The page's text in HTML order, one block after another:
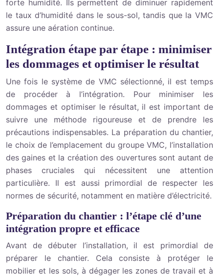
forte humidité. Ils permettent de diminuer rapidement
le taux d’humidité dans le sous-sol, tandis que la VMC
assure une aération continue.
Intégration étape par étape : minimiser
les dommages et optimiser le résultat
Une fois le système de VMC sélectionné, il est temps
de procéder à l’intégration. Pour minimiser les
dommages et optimiser le résultat, il est important de
suivre une méthode rigoureuse et de prendre les
précautions indispensables. La préparation du chantier,
le choix de l’emplacement du groupe VMC, l’installation
des gaines et la création des ouvertures sont autant de
phases cruciales qui nécessitent une attention
particulière. Il est aussi primordial de respecter les
normes de sécurité, notamment en matière d’électricité.
Préparation du chantier : l’étape clé d’une
intégration propre et efficace
Avant de débuter l’installation, il est primordial de
préparer le chantier. Cela consiste à protéger le
mobilier et les sols, à dégager les zones de travail et à